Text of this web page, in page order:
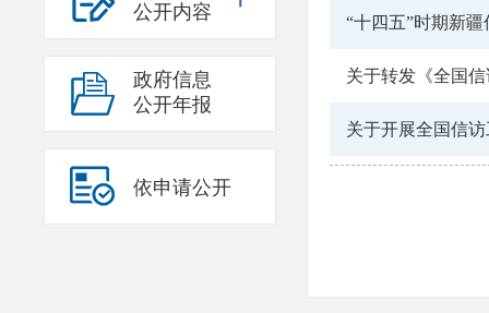
公开内容
政府信息
公开年报
依申请公开
“十四五”时期新
关于转发《全国信访
关于开展全国信访